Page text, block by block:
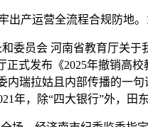
产运营全流程合规防地。
员会 河南省教育厅关于
式发布《2025年撤销高
瑞拉姑且内部传播的一
年，除“四大银行”外，田